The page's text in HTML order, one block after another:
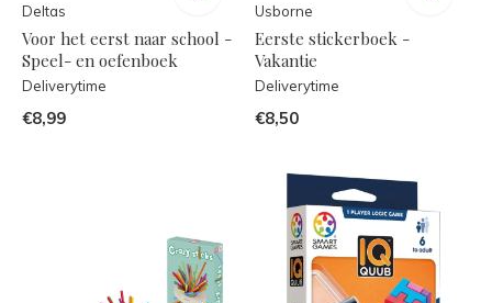
Deltas
Voor het eerst naar school -
Speel- en oefenboek
Deliverytime
€8,99
Usborne
Eerste stickerboek -
Vakantie
Deliverytime
€8,50